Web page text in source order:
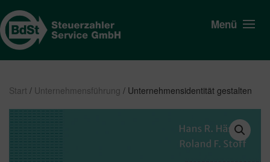
Menü
Start / Unternehmensführung / Unternehmensidentität gestalten